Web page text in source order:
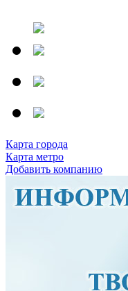
Карта города
Карта метро
Добавить компанию